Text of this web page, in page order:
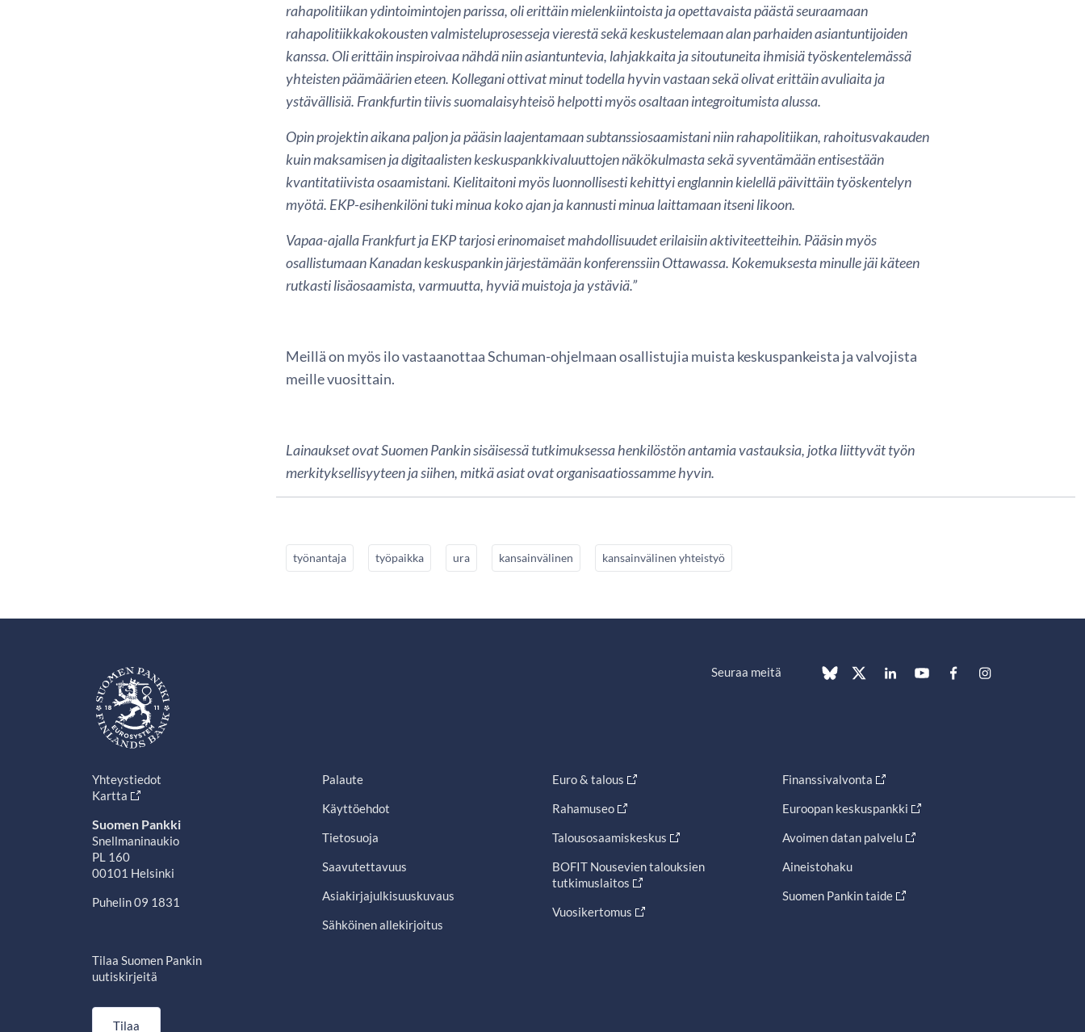
rahapolitiikan ydintoimintojen parissa, oli erittäin mielenkiintoista ja opettavaista päästä seuraamaan
rahapolitiikkakokousten valmisteluprosesseja vierestä sekä keskustelemaan alan parhaiden asiantuntijoiden
kanssa. Oli erittäin inspiroivaa nähdä niin asiantuntevia, lahjakkaita ja sitoutuneita ihmisiä työskentelemässä
yhteisten päämäärien eteen. Kollegani ottivat minut todella hyvin vastaan sekä olivat erittäin avuliaita ja
ystävällisiä. Frankfurtin tiivis suomalaisyhteisö helpotti myös osaltaan integroitumista alussa.
Opin projektin aikana paljon ja pääsin laajentamaan subtanssiosaamistani niin rahapolitiikan, rahoitusvakauden
kuin maksamisen ja digitaalisten keskuspankkivaluuttojen näkökulmasta sekä syventämään entisestään
kvantitatiivista osaamistani. Kielitaitoni myös luonnollisesti kehittyi englannin kielellä päivittäin työskentelyn
myötä. EKP-esihenkilöni tuki minua koko ajan ja kannusti minua laittamaan itseni likoon.
Vapaa-ajalla Frankfurt ja EKP tarjosi erinomaiset mahdollisuudet erilaisiin aktiviteetteihin. Pääsin myös
osallistumaan Kanadan keskuspankin järjestämään konferenssiin Ottawassa. Kokemuksesta minulle jäi käteen
rutkasti lisäosaamista, varmuutta, hyviä muistoja ja ystäviä.”
Meillä on myös ilo vastaanottaa Schuman-ohjelmaan osallistujia muista keskuspankeista ja valvojista
meille vuosittain.
Lainaukset ovat Suomen Pankin sisäisessä tutkimuksessa henkilöstön antamia vastauksia, jotka liittyvät työn
merkityksellisyyteen ja siihen, mitkä asiat ovat organisaatiossamme hyvin.
työnantaja työpaikka ura kansainvälinen kansainvälinen yhteistyö
Seuraa meitä
Yhteystiedot
Kartta
Suomen Pankki
Snellmaninaukio
PL 160
00101 Helsinki
Puhelin 09 1831
Tilaa Suomen Pankin
uutiskirjeitä
Tilaa
Palaute
Käyttöehdot
Tietosuoja
Saavutettavuus
Asiakirjajulkisuuskuvaus
Sähköinen allekirjoitus
Euro & talous
Rahamuseo
Talousosaamiskeskus
BOFIT Nousevien talouksien
tutkimuslaitos
Vuosikertomus
Finanssivalvonta
Euroopan keskuspankki
Avoimen datan palvelu
Aineistohaku
Suomen Pankin taide